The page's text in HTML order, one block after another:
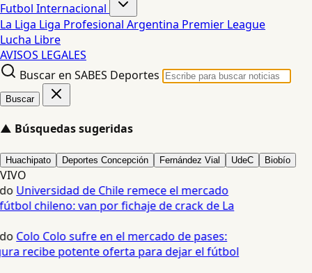
Futbol Internacional
La Liga Liga Profesional Argentina Premier League
Lucha Libre
AVISOS LEGALES
Buscar en SABES Deportes
Buscar
▲ Búsquedas sugeridas
Huachipato Deportes Concepción Fernández Vial UdeC Biobío
VIVO
Universidad de Chile remece el mercado
chileno: van por fichaje de crack de La
Colo Colo sufre en el mercado de pases:
recibe potente oferta para dejar el fútbol